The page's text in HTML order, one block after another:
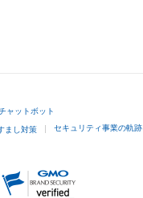
ャットボット
まし対策 セキュリティ事業の軌跡